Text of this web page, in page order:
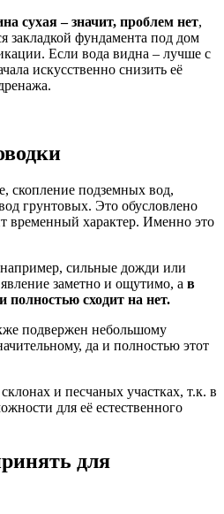
сухая – значит, проблем нет,
закладкой фундамента под дом
Если вода видна – лучше с
искусственно снизить её
скопление подземных вод,
грунтовых. Это обусловлено
временный характер. Именно это
сильные дожди или
заметно и ощутимо, а в
полностью сходит на нет.
подвержен небольшому
да и полностью этот
и песчаных участках, т.к. в
для её естественного
для